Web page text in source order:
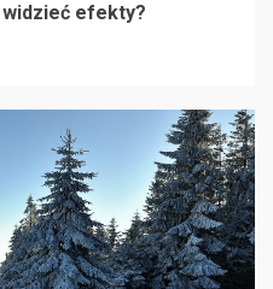
widzieć efekty?